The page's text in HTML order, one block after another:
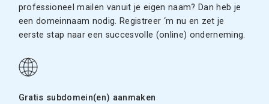
professioneel mailen vanuit je eigen naam? Dan heb je
een domeinnaam nodig. Registreer ‘m nu en zet je
eerste stap naar een succesvolle (online) onderneming.
Gratis subdomein(en) aanmaken